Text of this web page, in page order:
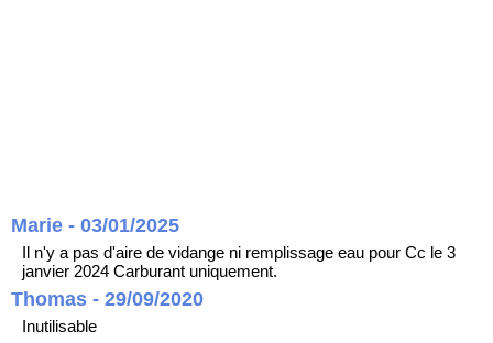
Marie - 03/01/2025
Il n'y a pas d'aire de vidange ni remplissage eau pour Cc le 3
janvier 2024 Carburant uniquement.
Thomas - 29/09/2020
Inutilisable